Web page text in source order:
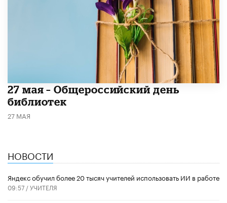
​27 мая – Общероссийский день
библиотек
27 МАЯ
НОВОСТИ
​Яндекс обучил более 20 тысяч учителей использовать ИИ в работе
09:57 /УЧИТЕЛЯ